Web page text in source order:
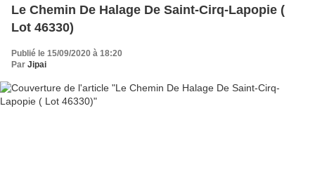
Le Chemin De Halage De Saint-Cirq-Lapopie (
Lot 46330)
Publié le 15/09/2020 à 18:20
Par Jipai